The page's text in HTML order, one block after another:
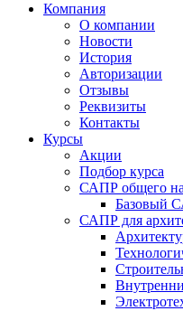
Компания
О компании
Новости
История
Авторизации
Отзывы
Реквизиты
Контакты
Курсы
Акции
Подбор курса
САПР общего
Базовый
САПР для